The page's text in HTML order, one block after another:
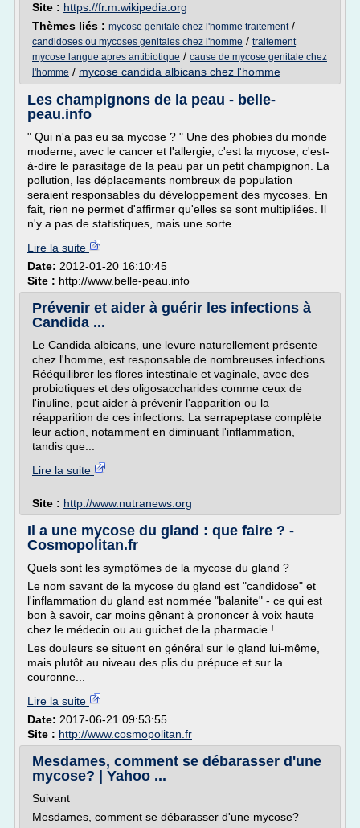
Site : https://fr.m.wikipedia.org
Thèmes liés : mycose genitale chez l'homme traitement/
candidoses ou mycoses genitales chez l'homme / traitement
mycose langue apres antibiotique / cause de mycose genitale chez
l'homme / mycose candida albicans chez l'homme
Les champignons de la peau - belle-
peau.info
" Qui n'a pas eu sa mycose ? " Une des phobies du monde
moderne, avec le cancer et l'allergie, c'est la mycose, c'est-
à-dire le parasitage de la peau par un petit champignon. La
pollution, les déplacements nombreux de population
seraient responsables du développement des mycoses. En
fait, rien ne permet d'affirmer qu'elles se sont multipliées. Il
n'y a pas de statistiques, mais une sorte...
Lire la suite
Date: 2012-01-20 16:10:45
Site : http://www.belle-peau.info
Prévenir et aider à guérir les infections à
Candida ...
Le Candida albicans, une levure naturellement présente
chez l'homme, est responsable de nombreuses infections.
Rééquilibrer les flores intestinale et vaginale, avec des
probiotiques et des oligosaccharides comme ceux de
l'inuline, peut aider à prévenir l'apparition ou la
réapparition de ces infections. La serrapeptase complète
leur action, notamment en diminuant l'inflammation,
tandis que...
Lire la suite
Site : http://www.nutranews.org
Il a une mycose du gland : que faire ? -
Cosmopolitan.fr
Quels sont les symptômes de la mycose du gland ?
Le nom savant de la mycose du gland est "candidose" et
l'inflammation du gland est nommée "balanite" - ce qui est
bon à savoir, car moins gênant à prononcer à voix haute
chez le médecin ou au guichet de la pharmacie !
Les douleurs se situent en général sur le gland lui-même,
mais plutôt au niveau des plis du prépuce et sur la
couronne...
Lire la suite
Date: 2017-06-21 09:53:55
Site : http://www.cosmopolitan.fr
Mesdames, comment se débarasser d'une
mycose? | Yahoo ...
Suivant
Mesdames, comment se débarasser d'une mycose?